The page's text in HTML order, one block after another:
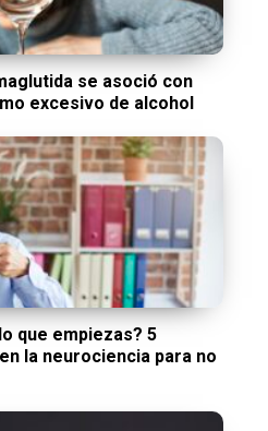
se asoció con
excesivo de alcohol
que empiezas? 5
la neurociencia para no